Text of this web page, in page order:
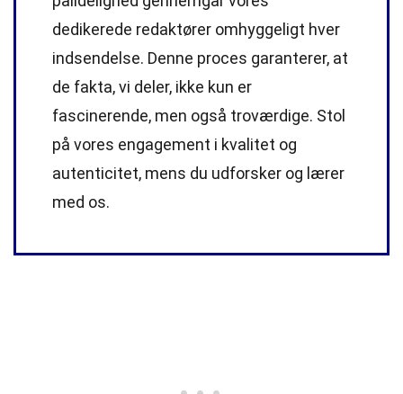
dedikerede redaktører omhyggeligt hver
indsendelse. Denne proces garanterer, at
de fakta, vi deler, ikke kun er
fascinerende, men også troværdige. Stol
på vores engagement i kvalitet og
autenticitet, mens du udforsker og lærer
med os.